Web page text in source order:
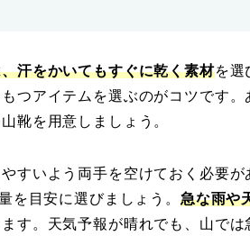
汗をかいてもすぐに乾く素材を選
つアイテムを選ぶのがコツです
靴を用意しましょう。
すいよう両手を空けておく必要
を目安に選びましょう。 急な雨や
す。天気予報が晴れでも、山で